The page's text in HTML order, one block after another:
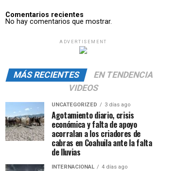
Comentarios recientes
No hay comentarios que mostrar.
ADVERTISEMENT
MÁS RECIENTES
EN TENDENCIA
VIDEOS
UNCATEGORIZED 3 días ago
Agotamiento diario, crisis
económica y falta de apoyo
acorralan a los criadores de
cabras en Coahuila ante la falta
de lluvias
INTERNACIONAL 4 días ago